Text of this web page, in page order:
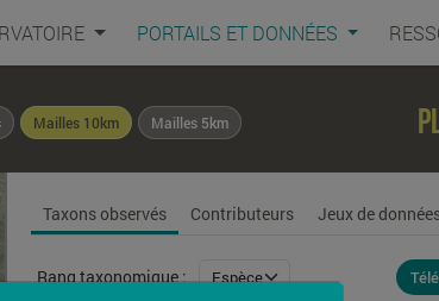
PORTAILS ET DONNÉES
Mailles 10km Mailles 5km
Taxons observés Contributeurs Jeux de
Rang taxonomique :